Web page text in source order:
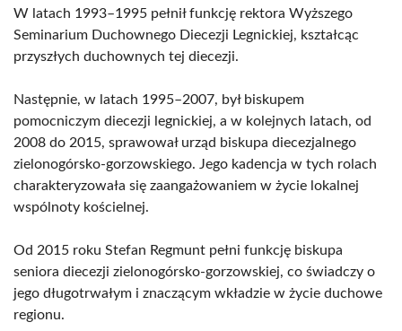
W latach 1993–1995 pełnił funkcję rektora Wyższego
Seminarium Duchownego Diecezji Legnickiej, kształcąc
przyszłych duchownych tej diecezji.
Następnie, w latach 1995–2007, był biskupem
pomocniczym diecezji legnickiej, a w kolejnych latach, od
2008 do 2015, sprawował urząd biskupa diecezjalnego
zielonogórsko-gorzowskiego. Jego kadencja w tych rolach
charakteryzowała się zaangażowaniem w życie lokalnej
wspólnoty kościelnej.
Od 2015 roku Stefan Regmunt pełni funkcję biskupa
seniora diecezji zielonogórsko-gorzowskiej, co świadczy o
jego długotrwałym i znaczącym wkładzie w życie duchowe
regionu.